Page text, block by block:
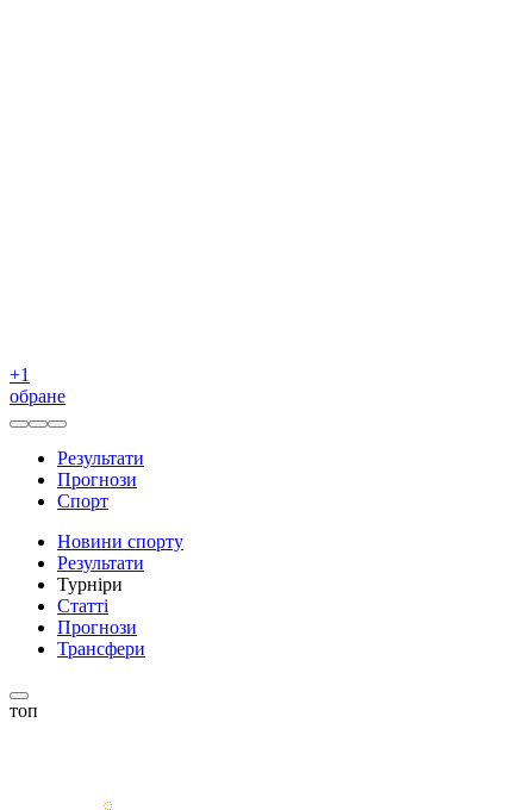
+1
обране
Результати
Прогнози
Спорт
Новини спорту
Результати
Турніри
Статті
Прогнози
Трансфери
топ